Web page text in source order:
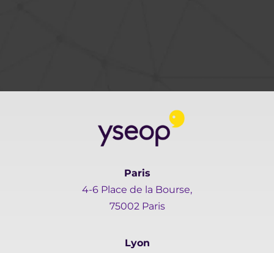
Paris
4-6 Place de la Bourse,
75002 Paris
Lyon